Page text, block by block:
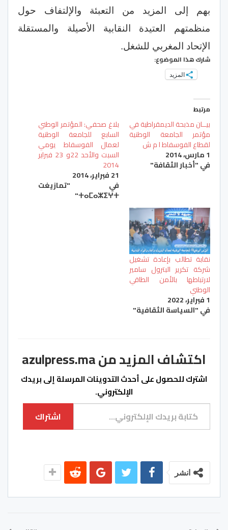
بهم إلى المزيد من التعبئة والإلتفاف حول
منظمتهم العتيدة النقابية الأصيلة والمستقلة
الإتحاد المغربي للشغل.
شارك هذا الموضوع:
المزيد
مرتبط
بيــان مذبحة الديمقراطية في
مؤتمر الجامعة الوطنية
لقطاع الفوسفاط ا م ش
1 مارس، 2014
في "أخبار الثقافة"
بلاغ صحفي: المؤتمر الوطني
السابع للجامعة الوطنية
لعمال الفوسفاط يومي
السبت والأحد 22و 23 فبراير
2014
21 فبراير، 2014
في "تمازيغت
ⵜⴰⵎⴰⵣⵉⵖⵜ"
نقابة تطالب بإعادة تشغيل
شركة تكرير البترول سامير
لارتباطها بالأمن الطاقي
الوطني
1 فبراير، 2022
في "السياسة الثقافية"
اكتشاف المزيد من azulpress.ma
اشترك للحصول على أحدث التدوينات المرسلة إلى بريدك
الإلكتروني.
كتابة بريدك الإلكتروني...
اشتراك
انشر